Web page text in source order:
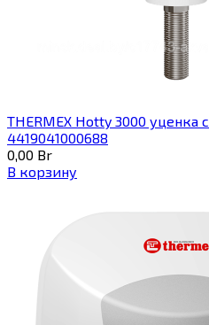
THERMEX Hotty 3000 уценка
4419041000688
0,00 Br
В корзину